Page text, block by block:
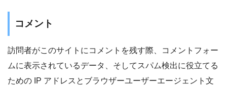
コメント
訪問者がこのサイトにコメントを残す際、コメントフォー
ムに表示されているデータ、そしてスパム検出に役立てる
ための IP アドレスとブラウザーユーザーエージェント文